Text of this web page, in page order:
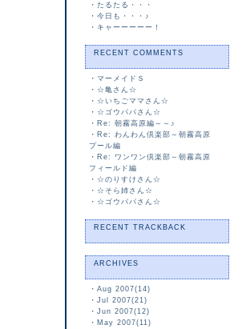
・ たるたる・・・
・ 今日も・・・♪
・ キャーーーーー！
RECENT COMMENTS
・ マーメイドＳ
・ ☆亀さん☆
・ ☆いちごママさん☆
・ ☆ゴウパパさん☆
・ Re: 朝霧高原編～～♪
・ Re: わんわん倶楽部～朝霧高原
プール編
・ Re: ワンワン倶楽部～朝霧高原
フィールド編
・ ☆のりすけさん☆
・ ☆そら姉さん☆
・ ☆ゴウパパさん☆
RECENT TRACKBACK
ARCHIVES
・ Aug 2007(14)
・ Jul 2007(21)
・ Jun 2007(12)
・ May 2007(11)